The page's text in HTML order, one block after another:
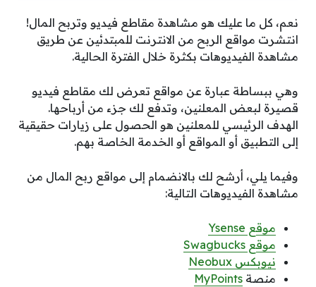
نعم، كل ما عليك هو مشاهدة مقاطع فيديو وتربح المال!
انتشرت مواقع الربح من الانترنت للمبتدئين عن طريق
مشاهدة الفيديوهات بكثرة خلال الفترة الحالية.
وهي ببساطة عبارة عن مواقع تعرض لك مقاطع فيديو
قصيرة لبعض المعلنين، وتدفع لك جزء من أرباحها.
الهدف الرئيسي للمعلنين هو الحصول على زيارات حقيقية
إلى التطبيق أو المواقع أو الخدمة الخاصة بهم.
وفيما يلي، أرشح لك بالانضمام إلى مواقع ربح المال من
مشاهدة الفيديوهات التالية:
موقع Ysense
موقع Swagbucks
نيوبكس Neobux
منصة MyPoints